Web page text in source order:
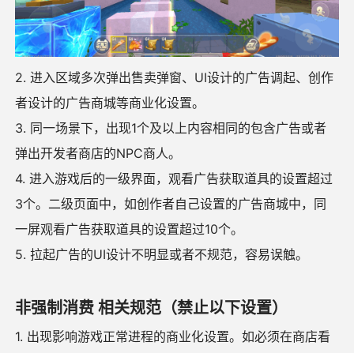
2. 进入区域多次弹出售卖弹窗、UI设计的广告调起、创作
者设计的广告商城等商业化设置。
3. 同一场景下，出现1个及以上内容相同的包含广告或者
弹出开发者商店的NPC商人。
4. 进入游戏后的一级界面，观看广告获取道具的设置超过
3个。二级页面中，如创作者自己设置的广告商城中，同
一屏观看广告获取道具的设置超过10个。
5. 拉起广告的UI设计不明显或者不规范，容易误触。
非强制消费 相关规范（禁止以下设置）
1. 出现影响游戏正常进程的商业化设置。如必须在商店看